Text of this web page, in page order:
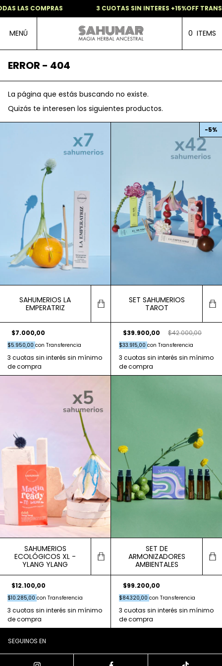
LAS COMPRAS 3 CUOTAS SIN INTERES +15%OFF
MENÚ 0 ITEMS
ERROR - 404
La página que estás buscando no existe.
Quizás te interesen los siguientes productos.
SAHUMERIOS LA
EMPERATRIZ
$7.000,00
$5.950,00 con Transferencia
-5%
SET SAHUMERIOS
TAROT
$39.900,00 $42.000,00
$33.915,00 con Transferencia
SAHUMERIOS
ECOLÓGICOS XL -
YLANG YLANG
$12.100,00
$10.285,00 con Transferencia
SET DE
ARMONIZADORES
AMBIENTALES
$99.200,00
$84.320,00 con Transferencia
SEGUINOS EN